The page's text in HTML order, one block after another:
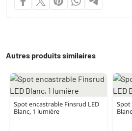
Autres produits similaires
Spot encastrable Finsrud LED
Blanc, 1 lumière
Spot